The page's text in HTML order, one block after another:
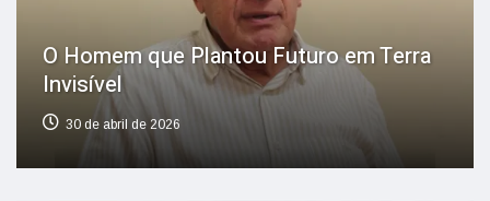
O Homem que Plantou Futuro em Terra
Invisível
30 de abril de 2026